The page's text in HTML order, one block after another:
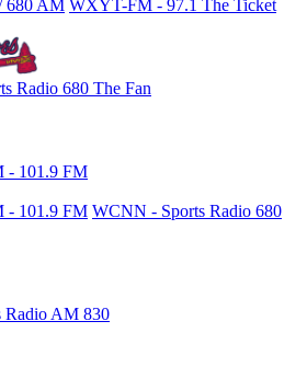
680 AM WXYT-FM - 97.1 The Ticket
Radio 680 The Fan
- 101.9 FM
- 101.9 FM WCNN - Sports Radio 680
AM 830